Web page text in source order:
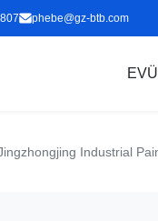
phebe@gz-btb.com
EV
Industrial